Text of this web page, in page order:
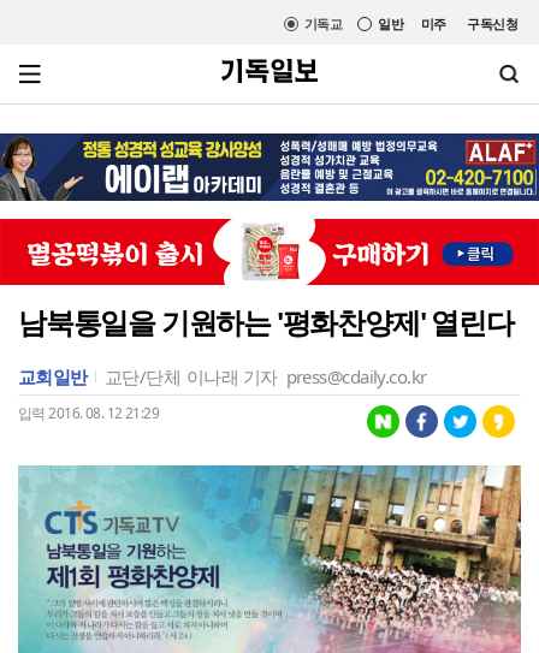
미주 구독신청
일반
기독교
남북통일을 기원하는 '평화찬양제' 열린다
교회일반 교단/단체 이나래 기자 press@cdaily.co.kr
입력 2016. 08. 12 21:29